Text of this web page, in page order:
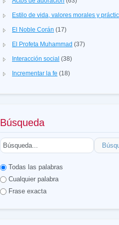
Estilo de vida, valores morales y
El Noble Corán (17)
El Profeta Muhammad (37)
Interacción social (38)
Incrementar la fe (18)
Búsqueda
Todas las palabras
Cualquier palabra
Frase exacta